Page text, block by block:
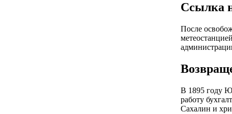
Ссылка
После
В 1895 году
работу
Сахалин и